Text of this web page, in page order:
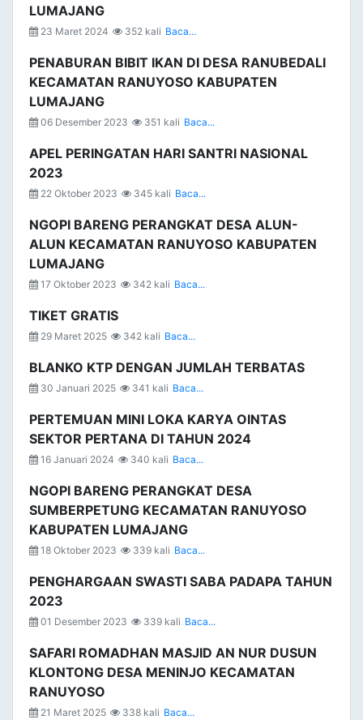
LUMAJANG
23 Maret 2024 352 kali Baca...
PENABURAN BIBIT IKAN DI DESA RANUBEDALI
KECAMATAN RANUYOSO KABUPATEN
LUMAJANG
06 Desember 2023 351 kali Baca...
APEL PERINGATAN HARI SANTRI NASIONAL
2023
22 Oktober 2023 345 kali Baca...
NGOPI BARENG PERANGKAT DESA ALUN-
ALUN KECAMATAN RANUYOSO KABUPATEN
LUMAJANG
17 Oktober 2023 342 kali Baca...
TIKET GRATIS
29 Maret 2025 342 kali Baca...
BLANKO KTP DENGAN JUMLAH TERBATAS
30 Januari 2025 341 kali Baca...
PERTEMUAN MINI LOKA KARYA OINTAS
SEKTOR PERTANA DI TAHUN 2024
16 Januari 2024 340 kali Baca...
NGOPI BARENG PERANGKAT DESA
SUMBERPETUNG KECAMATAN RANUYOSO
KABUPATEN LUMAJANG
18 Oktober 2023 339 kali Baca...
PENGHARGAAN SWASTI SABA PADAPA TAHUN
2023
01 Desember 2023 339 kali Baca...
SAFARI ROMADHAN MASJID AN NUR DUSUN
KLONTONG DESA MENINJO KECAMATAN
RANUYOSO
21 Maret 2025 338 kali Baca...